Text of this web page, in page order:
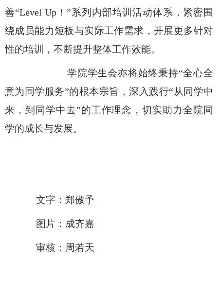
善“Level Up！”系列 内部培训活动体系 ，紧密围
绕成员能力短板与实际工作需求，开展更多针对
性的培训， 不断提升整体工作效能。
学院学生会亦将始终秉持“全心全
意为同学服务”的根本宗旨，深入践行“从同学中
来，到同学中去”的工作理念 ，切实助力全院同
学的成长与发展。
文字：郑傲予
图片：成齐嘉
审核：周若天